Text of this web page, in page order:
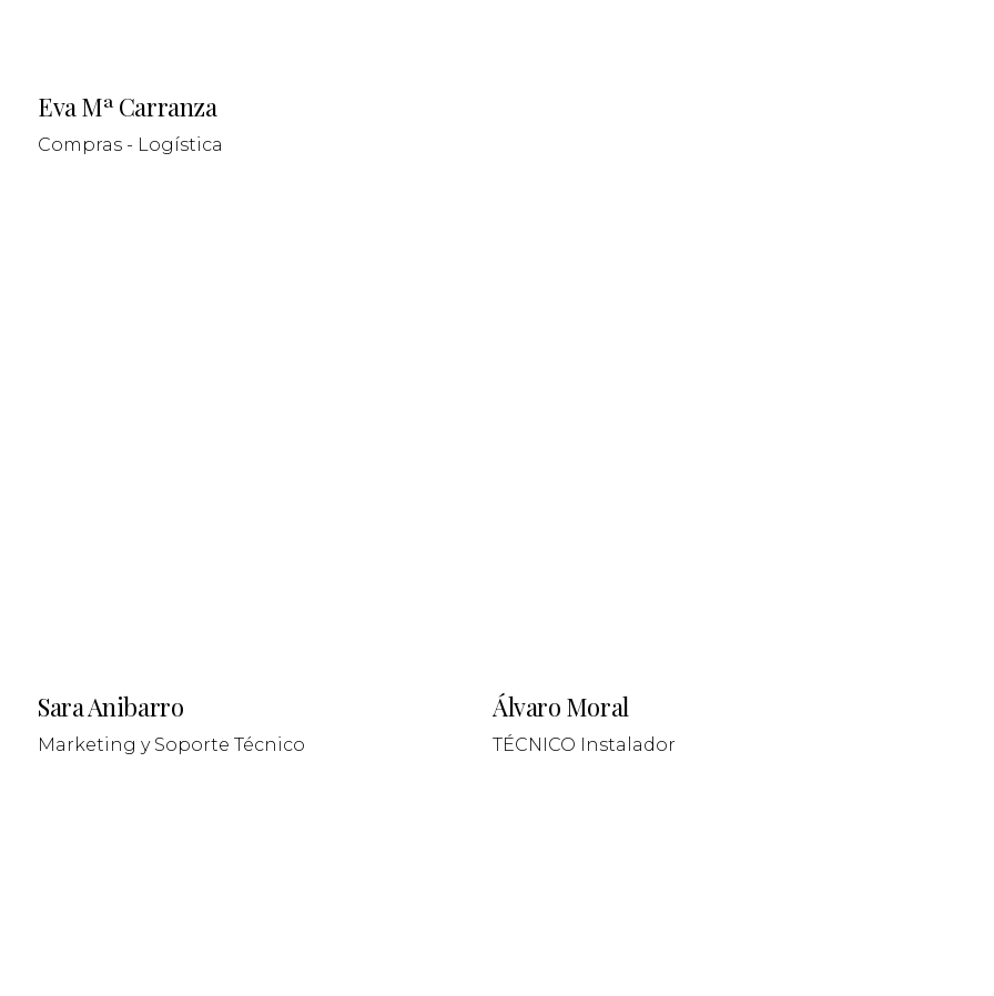
Eva Mª Carranza
Compras - Logística
Sara Anibarro
Marketing y Soporte Técnico
Álvaro Moral
TÉCNICO Instalador